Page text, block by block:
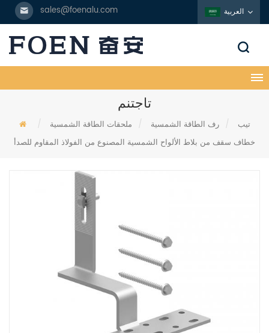
sales@foenalu.com العربية
تاجتنم
تيب / رف الطاقة الشمسية / ملحقات الطاقة الشمسية
/
خطاف سقف من بلاط الألواح الشمسية المصنوع من الفولاذ المقاوم للصدأ